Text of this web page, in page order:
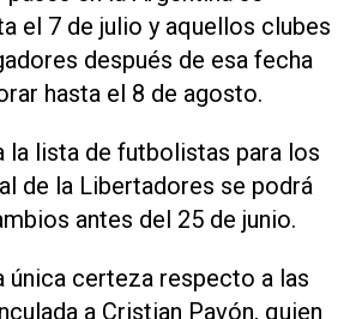
el 7 de julio y aquellos clubes
después de esa fecha
hasta el 8 de agosto.
la lista de futbolistas para los
de la Libertadores se podrá
antes del 25 de junio.
única certeza respecto a las
a Cristian Pavón, quien